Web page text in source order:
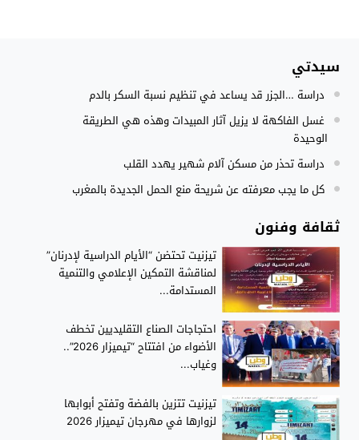
22:08
15:54 مجلس الحكومة يصادق على مشروع مرسوم مدونة التغطية
سيدتي
دراسة …الجزر قد يساعد في تنظيم نسبة السكر بالدم
غسل الفاكهة لا يزيل آثار المبيدات وهذه هي الطريقة
الوحيدة
دراسة تحذر من مسكن آلام شهير يهدد القلب
كل ما يجب معرفته عن شريحة منع الحمل الجديدة بالمغرب
ثقافة وفنون
تيزنيت تحتضن “الأيام الدراسية لإدرنان”
لمناقشة التمكين الإعلامي والتنمية
المستدامة...
احتجاجات الصناع التقليديين تخطف
الأضواء من افتتاح “تيميزار 2026”..
وغياب...
تيزنيت تتزين بالفضة وتفتح أبوابها
لزوارها في مهرجان تيميزار 2026